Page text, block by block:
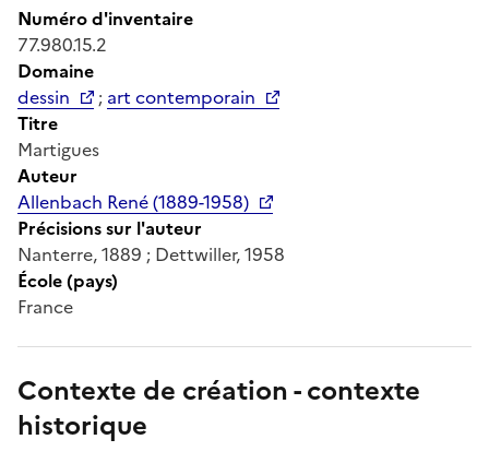
Numéro d'inventaire
77.980.15.2
Domaine
dessin
; art contemporain
Titre
Martigues
Auteur
Allenbach René (1889-1958)
Précisions sur l'auteur
Nanterre, 1889 ; Dettwiller, 1958
École (pays)
France
Contexte de création - contexte
historique